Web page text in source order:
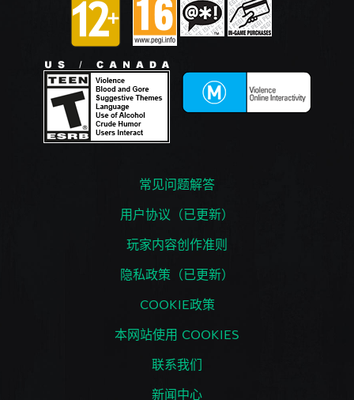
常见问题解答
用户协议（已更新）
玩家内容创作准则
隐私政策（已更新）
COOKIE政策
本网站使用 COOKIES
联系我们
新闻中心